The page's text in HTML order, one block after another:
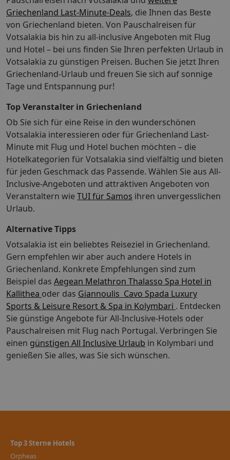
Griechenland Last-Minute-Deals, die Ihnen das Beste
von Griechenland bieten. Von Pauschalreisen für
Votsalakia bis hin zu all-inclusive Angeboten mit Flug
und Hotel – bei uns finden Sie Ihren perfekten Urlaub in
Votsalakia zu günstigen Preisen. Buchen Sie jetzt Ihren
Griechenland-Urlaub und freuen Sie sich auf sonnige
Tage und Entspannung pur!
Top Veranstalter in Griechenland
Ob Sie sich für eine Reise in den wunderschönen
Votsalakia interessieren oder für Griechenland Last-
Minute mit Flug und Hotel buchen möchten – die
Hotelkategorien für Votsalakia sind vielfältig und bieten
für jeden Geschmack das Passende. Wählen Sie aus All-
Inclusive-Angeboten und attraktiven Angeboten von
Veranstaltern wie TUI für Samos ihren unvergesslichen
Urlaub.
Alternative Tipps
Votsalakia ist ein beliebtes Reiseziel in Griechenland.
Gern empfehlen wir aber auch andere Hotels in
Griechenland. Konkrete Empfehlungen sind zum
Beispiel das Aegean Melathron Thalasso Spa Hotel in
Kallithea oder das Giannoulis  Cavo Spada Luxury
Sports & Leisure Resort & Spa in Kolymbari . Entdecken
Sie günstige Angebote für All-Inclusive-Hotels oder
Pauschalreisen mit Flug nach Portugal. Verbringen Sie
einen günstigen All Inclusive Urlaub in Kolymbari und
genießen Sie alles, was Sie sich wünschen.
Top 3 Sterne Hotels
Orpheas